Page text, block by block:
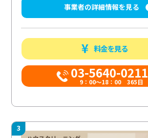
事業者の詳細情報を見る
料金を見る
03-5640-0211
9：00～18：00 365日
3